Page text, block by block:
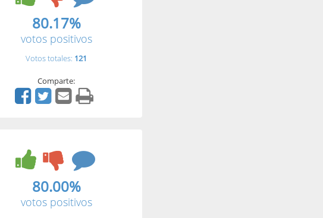
80.17%
votos positivos
Votos totales: 121
Comparte:
80.00%
votos positivos